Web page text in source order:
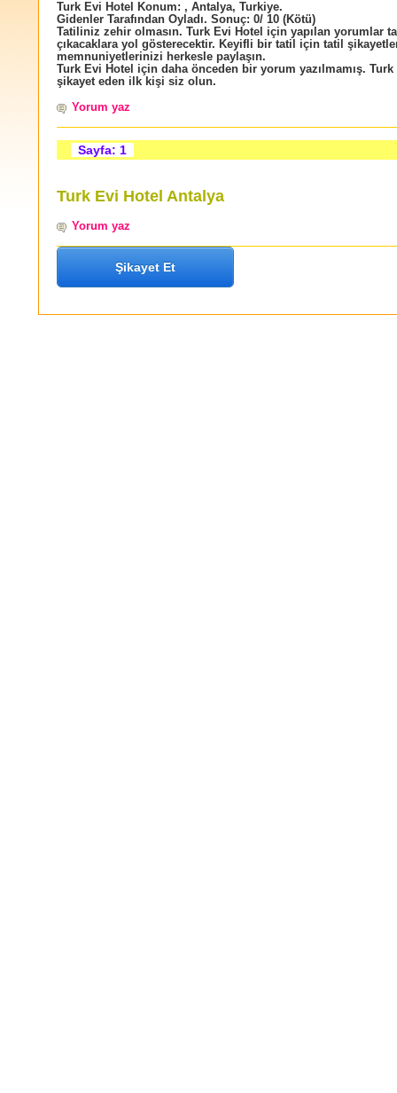
Turk Evi Hotel Konum: , Antalya, Turkiye.
Gidenler Tarafından Oyladı. Sonuç: 0/ 10 (Kötü)
Tatiliniz zehir olmasın. Turk Evi Hotel için yapılan yorumlar
çıkacaklara yol gösterecektir. Keyifli bir tatil için tatil
memnuniyetlerinizi herkesle paylaşın.
Turk Evi Hotel için daha önceden bir yorum yazılmamış.
şikayet eden ilk kişi siz olun.
Yorum yaz
Sayfa: 1
Turk Evi Hotel Antalya
Yorum yaz
Şikayet Et